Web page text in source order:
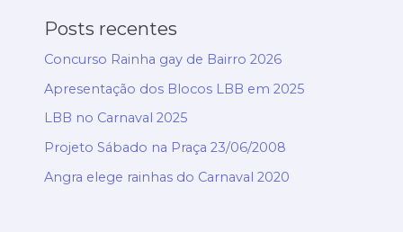
Posts recentes
Concurso Rainha gay de Bairro 2026
Apresentação dos Blocos LBB em 2025
LBB no Carnaval 2025
Projeto Sábado na Praça 23/06/2008
Angra elege rainhas do Carnaval 2020